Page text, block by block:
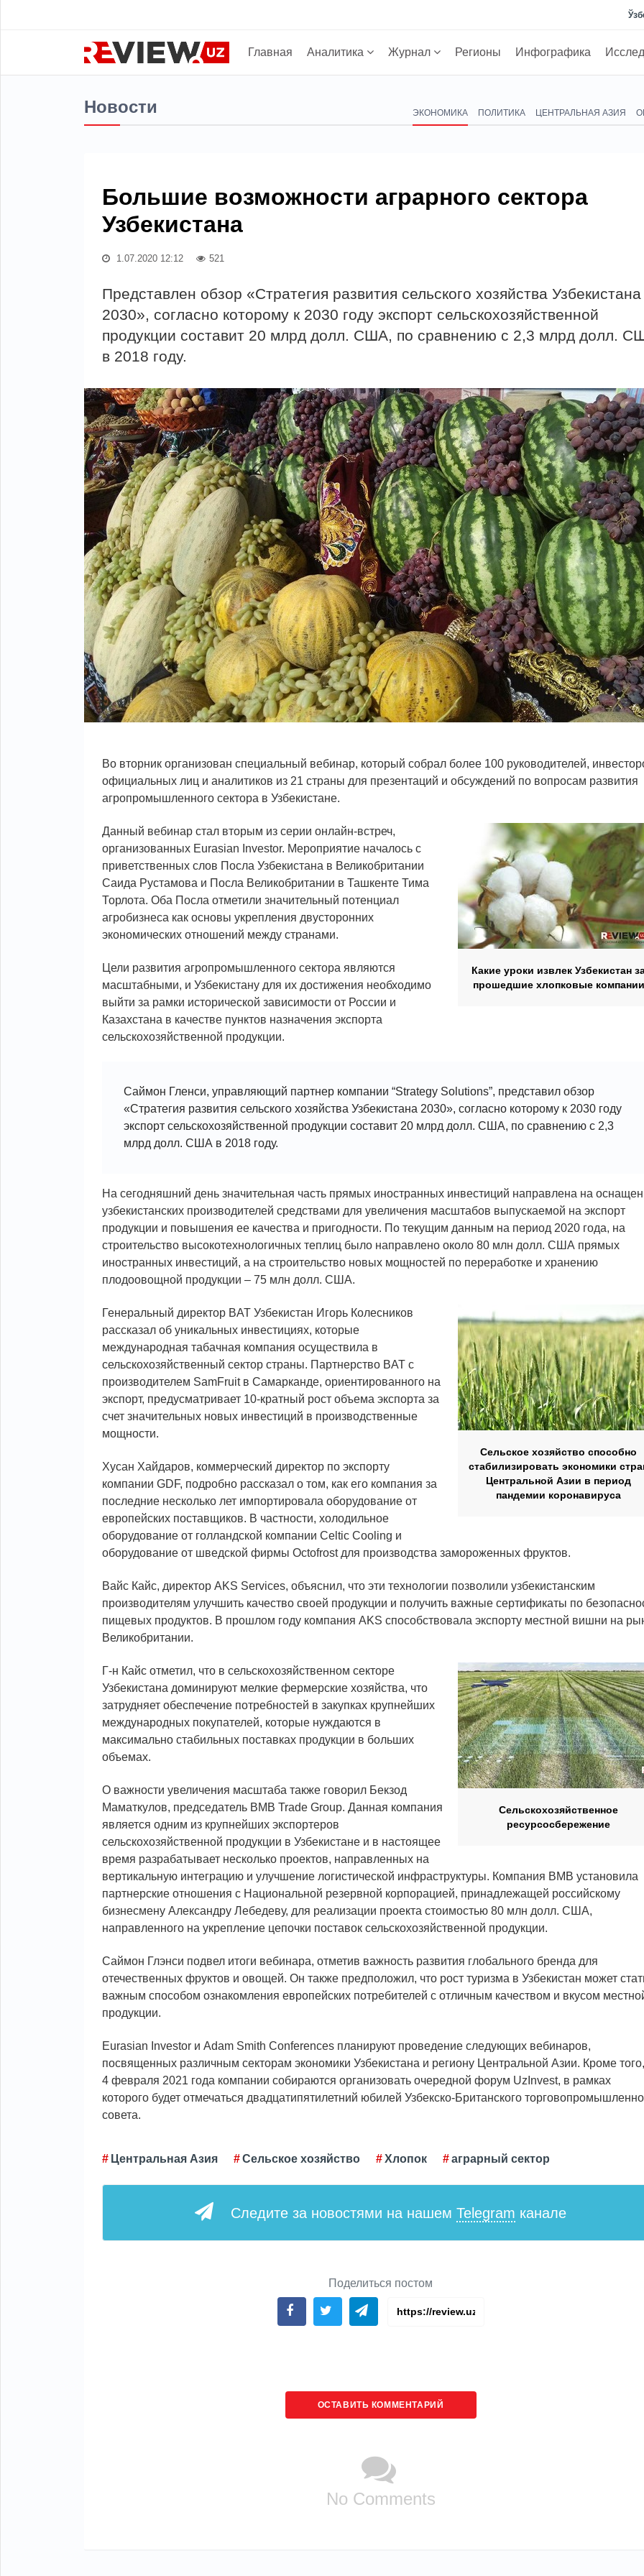
Главная Аналитика Журнал Регионы Инфографика
Новости ЭКОНОМИКА ПОЛИТИКА ЦЕНТРАЛЬНАЯ АЗИЯ
Большие возможности аграрного сектора
Узбекистана
1.07.2020 12:12 521
Представлен обзор «Стратегия развития сельского хозяйства Узбекистана
2030», согласно которому к 2030 году экспорт сельскохозяйственной
продукции составит 20 млрд долл. США, по сравнению с 2,3 млрд долл.
в 2018 году.
Во вторник организован специальный вебинар, который собрал более 100 руководителей,
официальных лиц и аналитиков из 21 страны для презентаций и обсуждений по вопросам развития
агропромышленного сектора в Узбекистане.
Какие уроки извлек Узбекистан
прошедшие хлопковые компании
Данный вебинар стал вторым из серии онлайн-встреч,
организованных Eurasian Investor. Мероприятие началось с
приветственных слов Посла Узбекистана в Великобритании
Саида Рустамова и Посла Великобритании в Ташкенте Тима
Торлота. Оба Посла отметили значительный потенциал
агробизнеса как основы укрепления двусторонних
экономических отношений между странами.
Цели развития агропромышленного сектора являются
масштабными, и Узбекистану для их достижения необходимо
выйти за рамки исторической зависимости от России и
Казахстана в качестве пунктов назначения экспорта
сельскохозяйственной продукции.
Саймон Гленси, управляющий партнер компании “Strategy Solutions”, представил обзор
«Стратегия развития сельского хозяйства Узбекистана 2030», согласно которому к 2030 году
экспорт сельскохозяйственной продукции составит 20 млрд долл. США, по сравнению с 2,3
млрд долл. США в 2018 году.
На сегодняшний день значительная часть прямых иностранных инвестиций направлена на
узбекистанских производителей средствами для увеличения масштабов выпускаемой на экспорт
продукции и повышения ее качества и пригодности. По текущим данным на период 2020 года, на
строительство высокотехнологичных теплиц было направлено около 80 млн долл. США прямых
иностранных инвестиций, а на строительство новых мощностей по переработке и хранению
плодоовощной продукции – 75 млн долл. США.
Сельское хозяйство способно
стабилизировать экономики
Центральной Азии в период
пандемии коронавируса
Генеральный директор BAT Узбекистан Игорь Колесников
рассказал об уникальных инвестициях, которые
международная табачная компания осуществила в
сельскохозяйственный сектор страны. Партнерство BAT с
производителем SamFruit в Самарканде, ориентированного на
экспорт, предусматривает 10-кратный рост объема экспорта за
счет значительных новых инвестиций в производственные
мощности.
Хусан Хайдаров, коммерческий директор по экспорту
компании GDF, подробно рассказал о том, как его компания за
последние несколько лет импортировала оборудование от
европейских поставщиков. В частности, холодильное
оборудование от голландской компании Celtic Cooling и
оборудование от шведской фирмы Octofrost для производства замороженных фруктов.
Вайс Кайс, директор AKS Services, объяснил, что эти технологии позволили узбекистанским
производителям улучшить качество своей продукции и получить важные сертификаты по
пищевых продуктов. В прошлом году компания AKS способствовала экспорту местной вишни на
Великобритании.
Сельскохозяйственное
ресурсосбережение
Г-н Кайс отметил, что в сельскохозяйственном секторе
Узбекистана доминируют мелкие фермерские хозяйства, что
затрудняет обеспечение потребностей в закупках крупнейших
международных покупателей, которые нуждаются в
максимально стабильных поставках продукции в больших
объемах.
О важности увеличения масштаба также говорил Бекзод
Маматкулов, председатель BMB Trade Group. Данная компания
является одним из крупнейших экспортеров
сельскохозяйственной продукции в Узбекистане и в настоящее
время разрабатывает несколько проектов, направленных на
вертикальную интеграцию и улучшение логистической инфраструктуры. Компания BMB установила
партнерские отношения с Национальной резервной корпорацией, принадлежащей российскому
бизнесмену Александру Лебедеву, для реализации проекта стоимостью 80 млн долл. США,
направленного на укрепление цепочки поставок сельскохозяйственной продукции.
Саймон Глэнси подвел итоги вебинара, отметив важность развития глобального бренда для
отечественных фруктов и овощей. Он также предположил, что рост туризма в Узбекистан может
важным способом ознакомления европейских потребителей с отличным качеством и вкусом
продукции.
Eurasian Investor и Adam Smith Conferences планируют проведение следующих вебинаров,
посвященных различным секторам экономики Узбекистана и региону Центральной Азии. Кроме
4 февраля 2021 года компании собираются организовать очередной форум UzInvest, в рамках
которого будет отмечаться двадцатипятилетний юбилей Узбекско-Британского
совета.
Центральная Азия Сельское хозяйство Хлопок аграрный сектор
Следите за новостями на нашем Telegram канале
Поделиться постом
ОСТАВИТЬ КОММЕНТАРИЙ
No Comments